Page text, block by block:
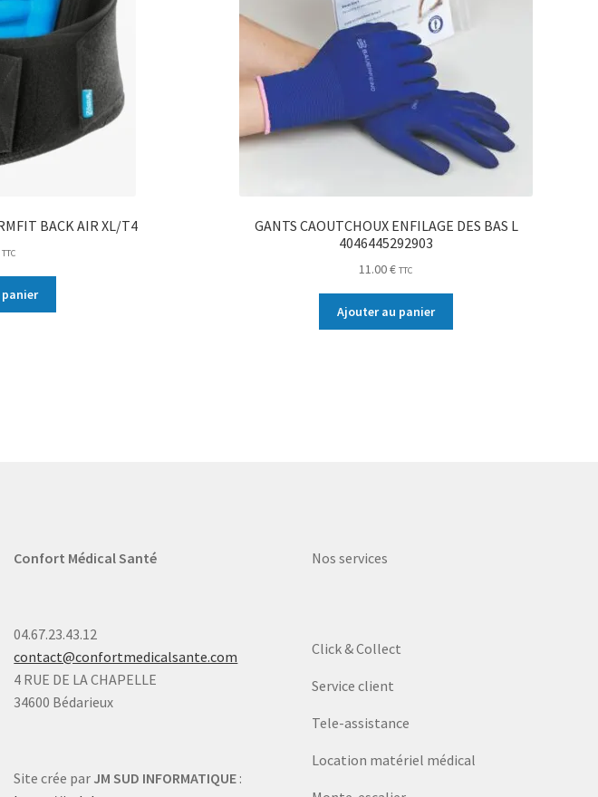
BACK AIR XL/T4
TTC
GANTS CAOUTCHOUX ENFILAGE DES BAS L
4046445292903
11.00€ TTC
Ajouter au panier
Confort Médical Santé
04.67.23.43.12
contact@confortmedicalsante.com
4 RUE DE LA CHAPELLE
34600 Bédarieux
Site crée par JM SUD INFORMATIQUE :
Nos services
Click & Collect
Service client
Tele-assistance
Location matériel médical